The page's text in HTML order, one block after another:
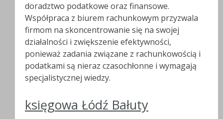
doradztwo podatkowe oraz finansowe.
Współpraca z biurem rachunkowym przyzwala
firmom na skoncentrowanie się na swojej
działalności i zwiększenie efektywności,
ponieważ zadania związane z rachunkowością i
podatkami są nieraz czasochłonne i wymagają
specjalistycznej wiedzy.
księgowa Łódź Bałuty